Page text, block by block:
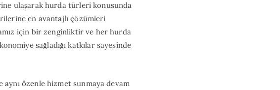
ulaşarak hurda türleri konusunda
en avantajlı çözümleri
için bir zenginliktir ve her hurda
sağladığı katkılar sayesinde
aynı özenle hizmet sunmaya devam